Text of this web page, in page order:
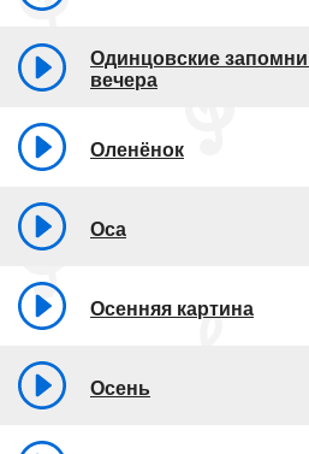
Одинцовские
вечера
Оленёнок
Оса
Осенняя картина
Осень